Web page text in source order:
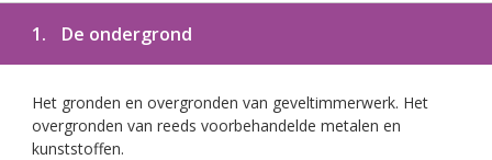
1. De ondergrond
Het gronden en overgronden van geveltimmerwerk. Het
overgronden van reeds voorbehandelde metalen en
kunststoffen.